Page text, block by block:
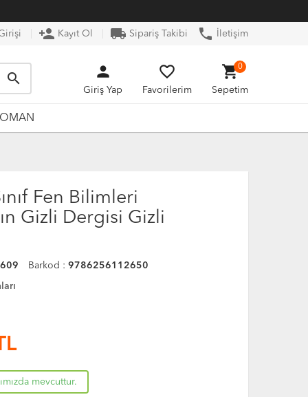
person_add Kayıt Ol local_shipping Sipariş Takibi phone İletişim
search person
Giriş Yap
favorite_border
Favorilerim
shopping_cart
Sepetim
0
Fen Bilimleri
Gizli Dergisi Gizli
Barkod : 9786256112650
mevcuttur.